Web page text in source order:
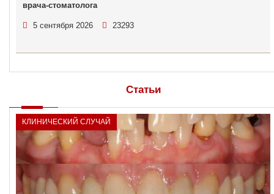
врача-стоматолога
5 сентября 2026 23293
Статьи
КЛИНИЧЕСКИЙ СЛУЧАЙ